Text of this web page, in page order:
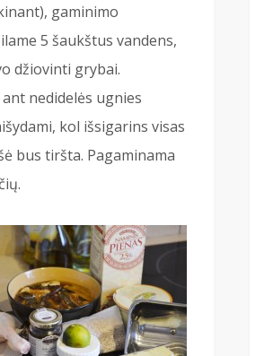
gaminimo
5 šaukštus vandens,
džiovinti grybai.
nedidelės ugnies
kol išsigarins visas
bus tiršta. Pagaminama